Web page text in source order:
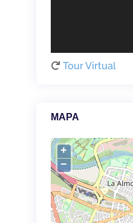
Tour Virtual
MAPA
+
−